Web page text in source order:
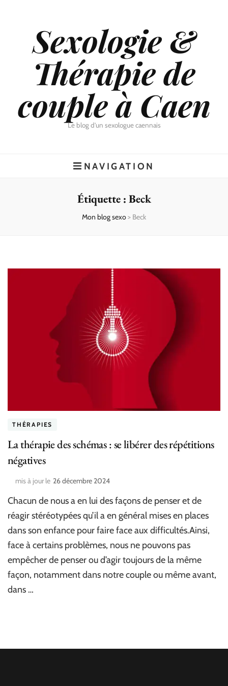
Sexologie &
Thérapie de
couple à Caen
Le blog d'un sexologue caennais
NAVIGATION
Étiquette : Beck
Mon blog sexo> Beck
THÉRAPIES
La thérapie des schémas : se libérer des répétitions
négatives
mis à jour le 26 décembre 2024
Chacun de nous a en lui des façons de penser et de
réagir stéréotypées qu’il a en général mises en places
dans son enfance pour faire face aux difficultés.Ainsi,
face à certains problèmes, nous ne pouvons pas
empêcher de penser ou d’agir toujours de la même
façon, notamment dans notre couple ou même avant,
dans …